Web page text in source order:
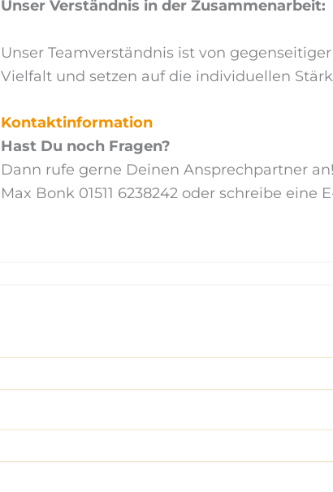
Unser Verständnis in der Zusammenarbeit:
Unser Teamverständnis ist von
Vielfalt und setzen auf die individuellen
Kontaktinformation
Hast Du noch Fragen?
Dann rufe gerne Deinen Ansprechpartner an!
Max Bonk 01511 6238242 oder schreibe eine